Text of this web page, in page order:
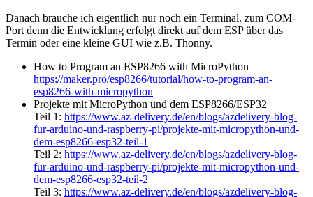
Danach brauche ich eigentlich nur noch ein Terminal. zum COM-
Port denn die Entwicklung erfolgt direkt auf dem ESP über das
Termin oder eine kleine GUI wie z.B. Thonny.
How to Program an ESP8266 with MicroPython
https://maker.pro/esp8266/tutorial/how-to-program-an-
esp8266-with-micropython
Projekte mit MicroPython und dem ESP8266/ESP32
Teil 1: https://www.az-delivery.de/en/blogs/azdelivery-blog-
fur-arduino-und-raspberry-pi/projekte-mit-micropython-und-
dem-esp8266-esp32-teil-1
Teil 2: https://www.az-delivery.de/en/blogs/azdelivery-blog-
fur-arduino-und-raspberry-pi/projekte-mit-micropython-und-
dem-esp8266-esp32-teil-2
Teil 3: https://www.az-delivery.de/en/blogs/azdelivery-blog-